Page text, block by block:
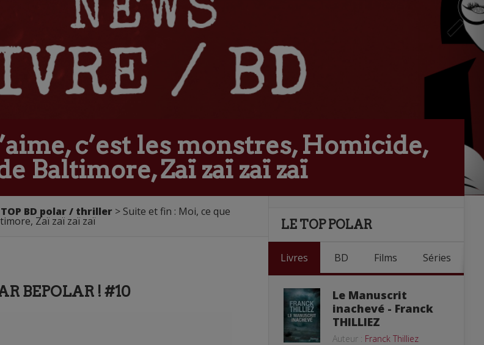
c’est les monstres, Homicide,
Baltimore, Zaï zaï zaï zaï
TOP BD polar / thriller > Suite et fin : Moi, ce que
Zaï zaï zaï zaï
BEPOLAR ! #10
LE TOP POLAR
Livres BD Films Séries
Le Manuscrit
inachevé - Franck
THILLIEZ
Auteur : Franck Thilliez